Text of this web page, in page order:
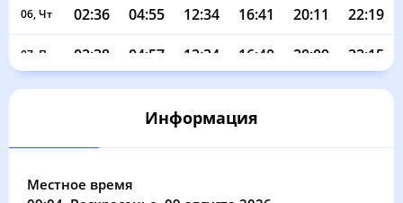
06, Чт 02:36 04:55 12:34 16:41 20:11 22:19
07, Пт 02:38 04:57 12:34 16:40 20:09 22:15
02:41 04:59 12:33 16:39 20:07 22:12
Информация
Местное время